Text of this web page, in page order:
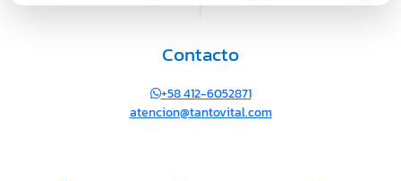
Contacto
+58 412-6052871
atencion@tantovital.com